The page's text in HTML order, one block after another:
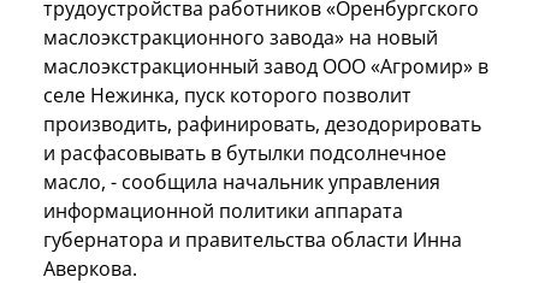
трудоустройства работников «Оренбургского
маслоэкстракционного завода» на новый
маслоэкстракционный завод ООО «Агромир» в
селе Нежинка, пуск которого позволит
производить, рафинировать, дезодорировать
и расфасовывать в бутылки подсолнечное
масло, - сообщила начальник управления
информационной политики аппарата
губернатора и правительства области Инна
Аверкова.